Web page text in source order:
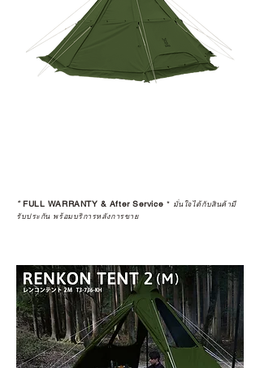
*FULL WARRANTY & After Service * มั่นใจได้กับสินค้ามี
รับประกัน พร้อมบริการหลังการขาย